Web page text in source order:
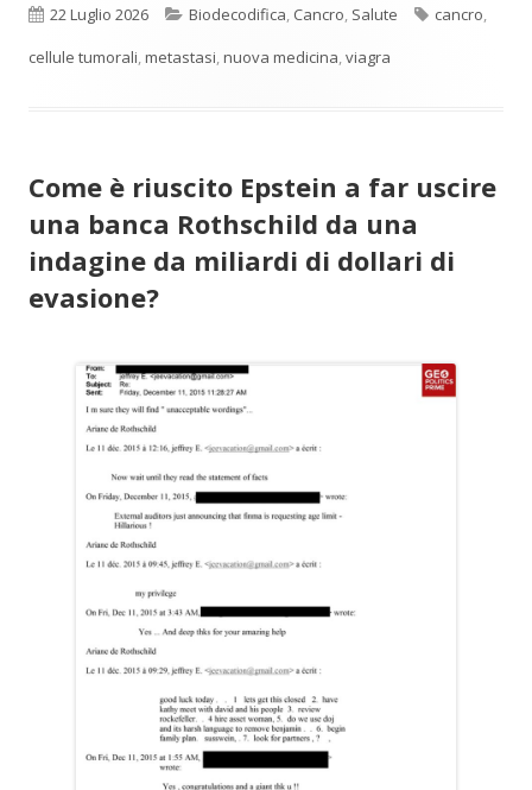
Pubblicato
22 Luglio 2026 Categorie
Biodecodifica, Cancro, Salute Tag
cancro,
cellule tumorali,metastasi,nuova medicina,viagra
Come è riuscito Epstein a far uscire
una banca Rothschild da una
indagine da miliardi di dollari di
evasione?